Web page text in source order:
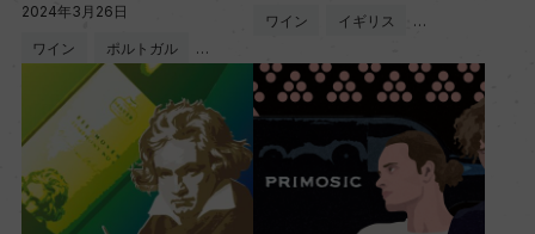
2024年3月26日
ワイン ポルトガル …
ワイン イギリス …